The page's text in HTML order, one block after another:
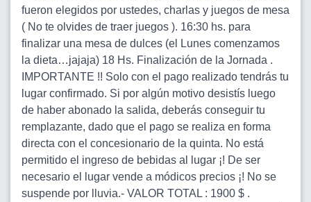
fueron elegidos por ustedes, charlas y juegos de mesa
( No te olvides de traer juegos ). 16:30 hs. para
finalizar una mesa de dulces (el Lunes comenzamos
la dieta…jajaja) 18 Hs. Finalización de la Jornada .
IMPORTANTE !! Solo con el pago realizado tendrás tu
lugar confirmado. Si por algún motivo desistís luego
de haber abonado la salida, deberás conseguir tu
remplazante, dado que el pago se realiza en forma
directa con el concesionario de la quinta. No está
permitido el ingreso de bebidas al lugar ¡! De ser
necesario el lugar vende a módicos precios ¡! No se
suspende por lluvia.- VALOR TOTAL : 1900 $ .